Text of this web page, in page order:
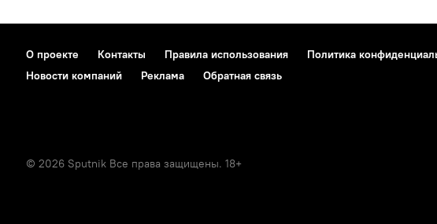
О проекте Контакты Правила использования Политика
Новости компаний
Реклама Обратная связь
© 2026 Sputnik Все права защищены. 18+